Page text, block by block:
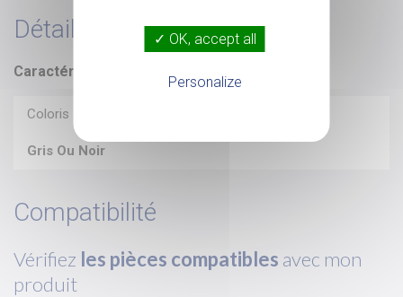
Détails du produit
Caractéristiques
Coloris
Gris Ou Noir
Compatibilité
Vérifiez les pièces compatibles avec mon
produit
✓ OK, accept all
Personalize